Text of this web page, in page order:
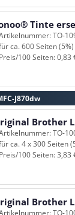
Tinte
TO-
ca. 600 Seiten (5%)
100 Seiten: 0,83
J870dw
Brother
TO-
ca. 4 x 300 Seiten
100 Seiten: 3,83
Brother
TO-